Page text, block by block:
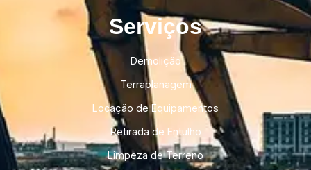
Serviços
Demolição
Terraplanagem
Locação de Equipamentos
Retirada de Entulho
Limpeza de Terreno